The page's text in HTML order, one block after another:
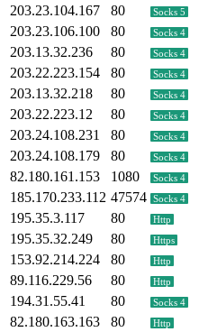
203.23.104.167
80 Socks 5
203.23.106.100
80 Socks 4
203.13.32.236
80 Socks 4
203.22.223.154
80 Socks 4
203.13.32.218
80 Socks 4
203.22.223.12
80 Socks 4
203.24.108.231
80 Socks 4
203.24.108.179
80 Socks 4
82.180.161.153
1080 Socks 4
185.170.233.112 47574 Socks 4
195.35.3.117
80 Http
195.35.32.249
80 Https
153.92.214.224
80 Http
89.116.229.56
80 Http
194.31.55.41
80 Socks 4
82.180.163.163
80 Http